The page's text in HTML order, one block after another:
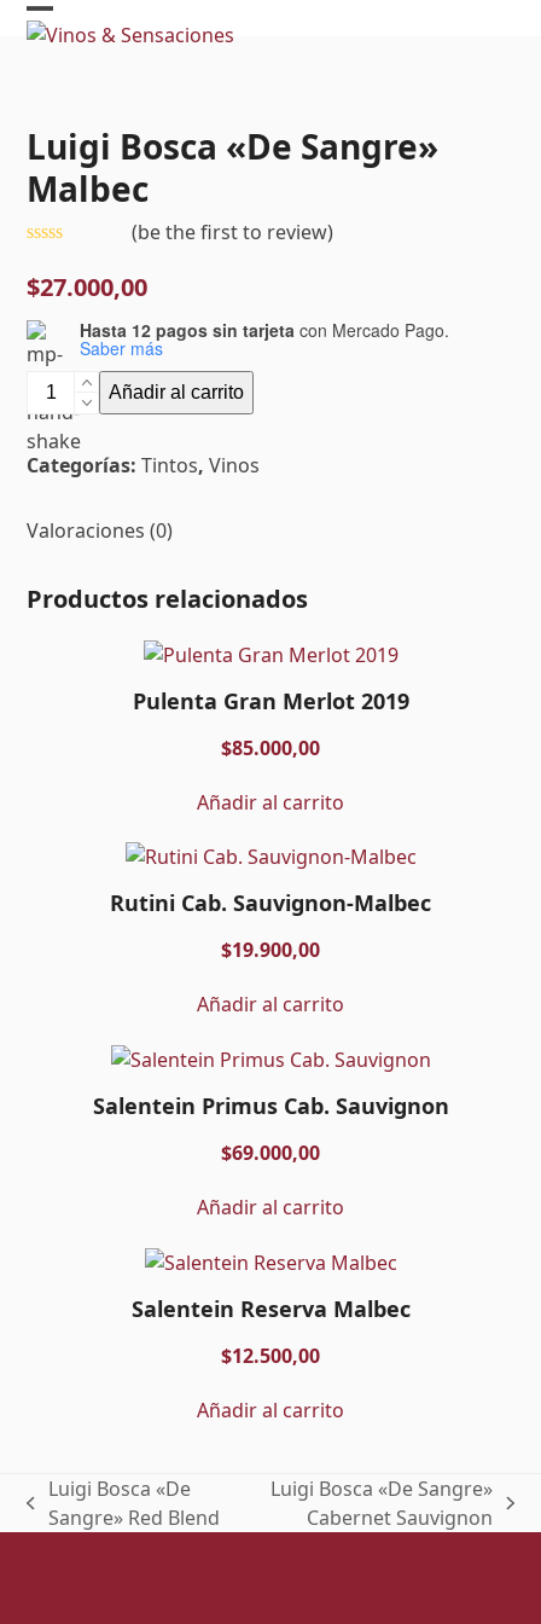
Skip
Open
Close
Luigi Bosca «De Sangre»
Malbec
con
0
de
5
(be the first to review)
$27.000,00
Hasta 12 pagos sin tarjeta con Mercado Pago.
Saber más
Luigi
Bosca
"De
Sangre"
cantidad
Añadir al carrito
Categorías:Tintos,Vinos
Valoraciones (0)
Productos relacionados
Pulenta Gran Merlot 2019
$85.000,00
Añadir al carrito
Rutini Cab. Sauvignon-Malbec
$19.900,00
Añadir al carrito
Salentein Primus Cab. Sauvignon
$69.000,00
Añadir al carrito
Salentein Reserva Malbec
$12.500,00
Añadir al carrito
previous
Luigi Bosca «De
Sangre» Red Blend
Luigi Bosca «De Sangre»
Cabernet Sauvignon